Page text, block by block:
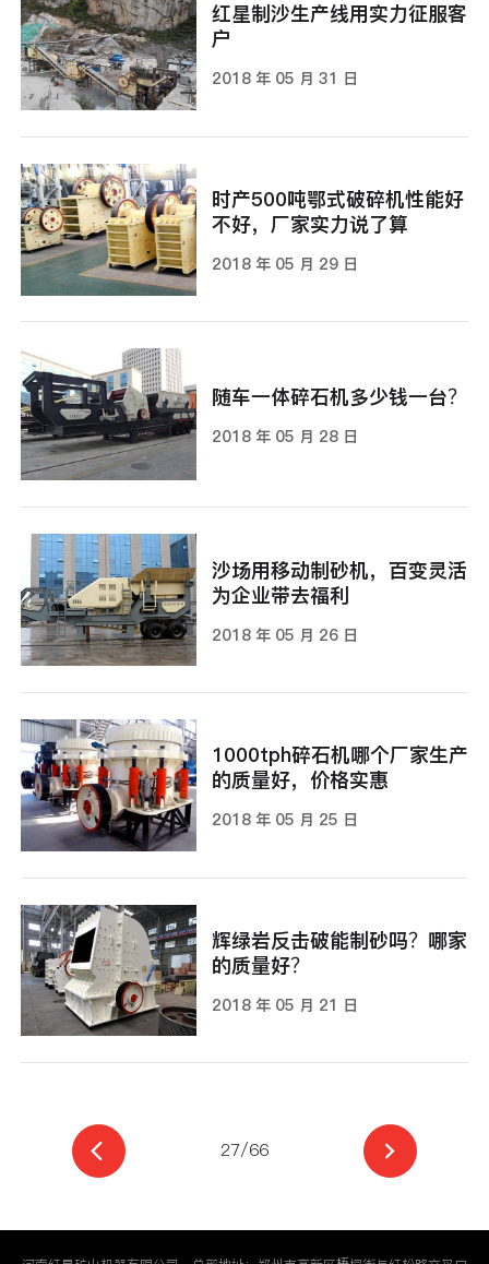
红星制沙生产线用实力征服客
户
2018 年 05 月 31 日
时产500吨鄂式破碎机性能好
不好，厂家实力说了算
2018 年 05 月 29 日
随车一体碎石机多少钱一台？
2018 年 05 月 28 日
沙场用移动制砂机，百变灵活
为企业带去福利
2018 年 05 月 26 日
1000tph碎石机哪个厂家生产
的质量好，价格实惠
2018 年 05 月 25 日
辉绿岩反击破能制砂吗？哪家
的质量好？
2018 年 05 月 21 日
27/66